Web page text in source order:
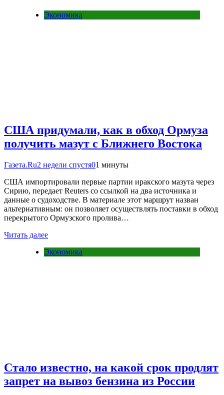
Экономика
США придумали, как в обход Ормуза
получить мазут с Ближнего Востока
Газета.Ru2 недели спустя01 минуты
США импортировали первые партии иракского мазута через
Сирию, передает Reuters со ссылкой на два источника и
данные о судоходстве. В материале этот маршрут назван
альтернативным: он позволяет осуществлять поставки в обход
перекрытого Ормузского пролива…
Читать далее
Экономика
Стало известно, на какой срок продлят
запрет на вывоз бензина из России